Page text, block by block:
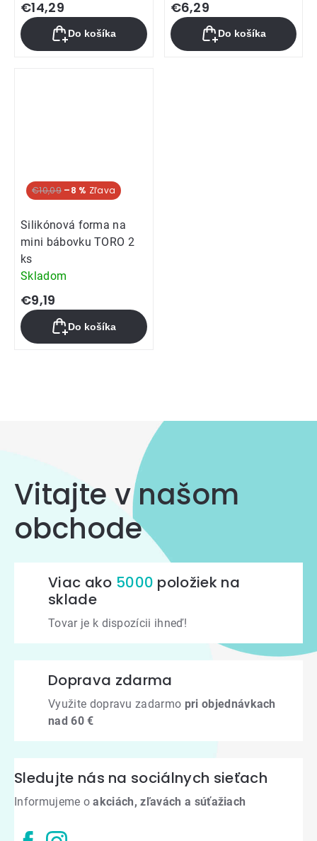
produktu
je
5,0
€14,29
Do košíka
€6,29
Do košíka
€10,09 –8 %
Silikónová forma na
mini bábovku TORO 2
ks
Skladom
€9,19
Do košíka
prvky
výpisu
Vitajte v našom
obchode
Viac ako 5000 položiek na
sklade
Tovar je k dispozícii ihneď!
Doprava zdarma
Využite dopravu zadarmo pri objednávkach
nad 60 €
Sledujte nás na sociálnych sieťach
Informujeme oakciách, zľavách a súťažiach